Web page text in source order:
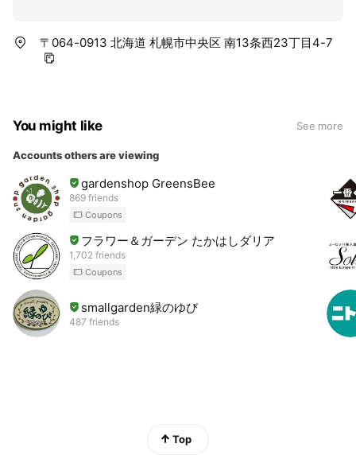
〒064-0913 北海道 札幌市中央区 南13条西23丁目4-7
You might like See more
Accounts others are viewing
gardenshop GreensBee
869 friends
Coupons
フラワー＆ガーデン たかはしダリア
1,702 friends
Coupons
smallgarden緑のゆび
487 friends
Top